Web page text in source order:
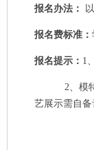
报名办法：
报名费标准：
报名提示： 1
2、模特、
艺展示需自备